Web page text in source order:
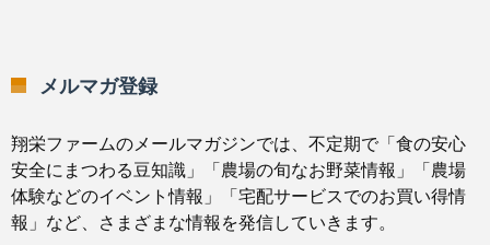
メルマガ登録
翔栄ファームのメールマガジンでは、不定期で「食の安心
安全にまつわる豆知識」「農場の旬なお野菜情報」「農場
体験などのイベント情報」「宅配サービスでのお買い得情
報」など、さまざまな情報を発信していきます。